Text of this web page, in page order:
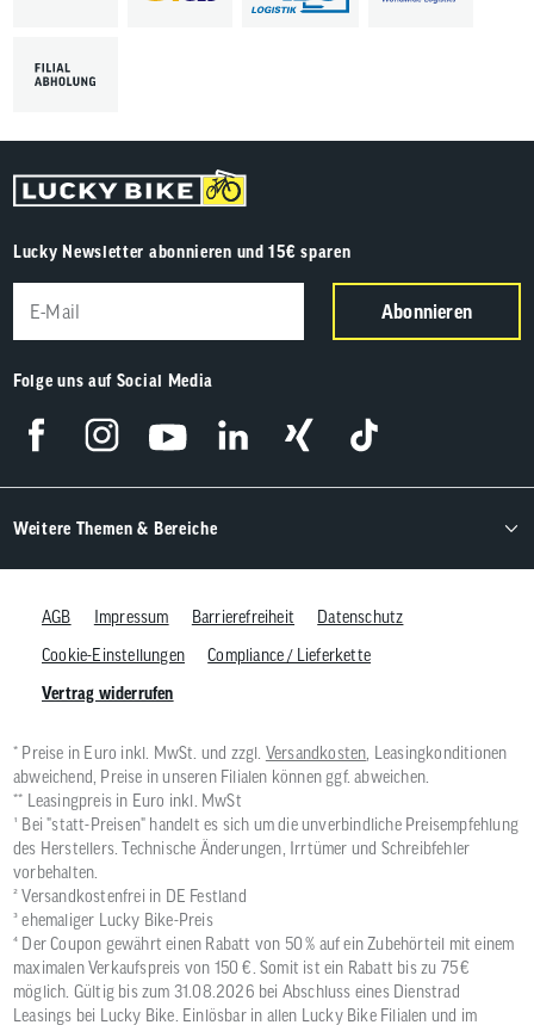
Lucky Newsletter abonnieren und 15€ sparen
Abonnieren
Folge uns auf Social Media
Weitere Themen & Bereiche
AGB Impressum Barrierefreiheit
Datenschutz
Cookie-Einstellungen
Compliance / Lieferkette
Vertrag widerrufen
* Preise in Euro inkl. MwSt. und zzgl. Versandkosten , Leasingkonditionen
abweichend, Preise in unseren Filialen können ggf. abweichen.
** Leasingpreis in Euro inkl. MwSt
¹ Bei "statt-Preisen" handelt es sich um die unverbindliche Preisempfehlung
des Herstellers. Technische Änderungen, Irrtümer und Schreibfehler
vorbehalten.
² Versandkostenfrei in DE Festland
³ ehemaliger Lucky Bike-Preis
⁴ Der Coupon gewährt einen Rabatt von 50 % auf ein Zubehörteil mit einem
maximalen Verkaufspreis von 150 €. Somit ist ein Rabatt bis zu 75 €
möglich. Gültig bis zum 31.08.2026 bei Abschluss eines Dienstrad
Leasings bei Lucky Bike. Einlösbar in allen Lucky Bike Filialen und im